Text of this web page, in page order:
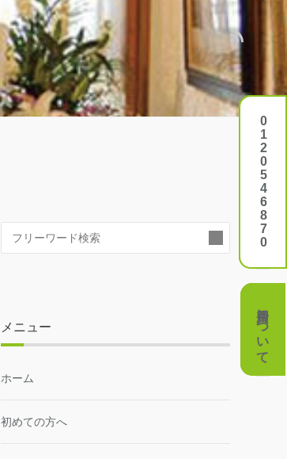
0120546870
費用について
メニュー
ホーム
初めての方へ
0120546870
費用について